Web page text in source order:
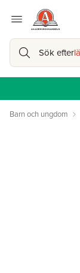
Sök efter
Barn och ungdom